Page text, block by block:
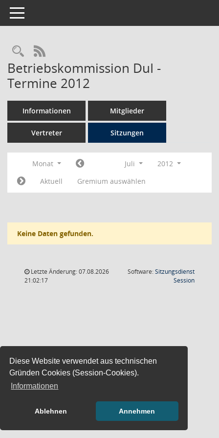
Diese Website verwendet aus technischen
Gründen Cookies (Session-Cookies).
Informationen
Ablehnen Annehmen
Toggle navigation
Rechercheauswahl
RSS-Feed
Betriebskommission DuI -
Termine 2012
Informationen Mitglieder
Vertreter Sitzungen
Monat Juli
2012
Aktuell
Gremium auswählen
Keine Daten gefunden.
Letzte Änderung: 07.08.2026
21:02:17
Software:Sitzungsdienst
Session(Wird in